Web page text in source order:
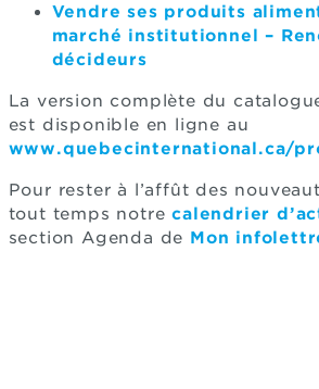
Vendre ses produits
marché institutionnel –
décideurs
La version complète du
est disponible en ligne au
www.quebecinternational.ca/
Pour rester à l’affût des
tout temps notrecalendrier
section Agenda de Mon